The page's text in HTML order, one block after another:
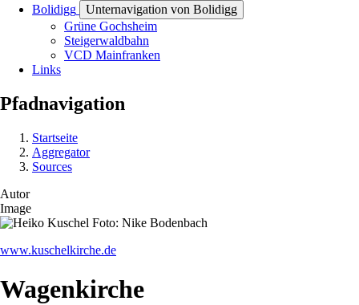
Bolidigg
Unternavigation von Bolidigg
Grüne Gochsheim
Steigerwaldbahn
VCD Mainfranken
Links
Pfadnavigation
Startseite
Aggregator
Sources
Autor
Image
www.kuschelkirche.de
Wagenkirche